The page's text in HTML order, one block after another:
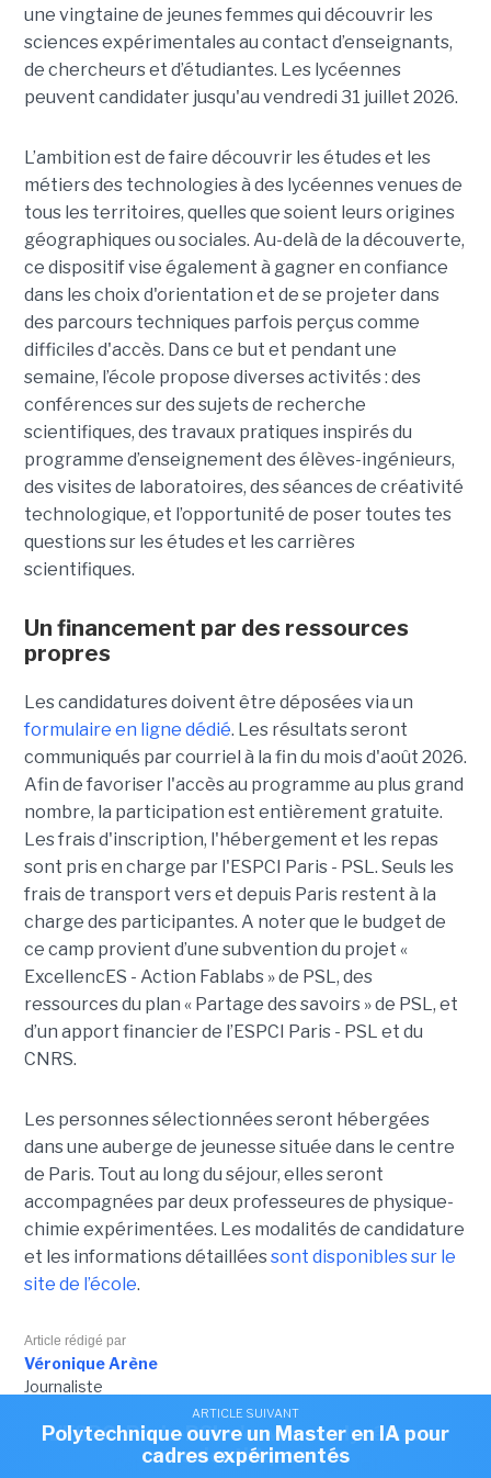
ARTICLE SUIVANT
L'ESPCI Paris-PSL s'ouvre aux lycéennes
scientifiques
une vingtaine de jeunes femmes qui découvrir les
sciences expérimentales au contact d’enseignants,
de chercheurs et d’étudiantes. Les lycéennes
peuvent candidater jusqu'au vendredi 31 juillet 2026.
L’ambition est de faire découvrir les études et les
métiers des technologies à des lycéennes venues de
tous les territoires, quelles que soient leurs origines
géographiques ou sociales. Au-delà de la découverte,
ce dispositif vise également à gagner en confiance
dans les choix d'orientation et de se projeter dans
des parcours techniques parfois perçus comme
difficiles d'accès. Dans ce but et pendant une
semaine, l’école propose diverses activités : des
conférences sur des sujets de recherche
scientifiques, des travaux pratiques inspirés du
programme d’enseignement des élèves-ingénieurs,
des visites de laboratoires, des séances de créativité
technologique, et l’opportunité de poser toutes tes
questions sur les études et les carrières
scientifiques.
Un financement par des ressources
propres
Les candidatures doivent être déposées via un
formulaire en ligne dédié. Les résultats seront
communiqués par courriel à la fin du mois d'août 2026.
Afin de favoriser l'accès au programme au plus grand
nombre, la participation est entièrement gratuite.
Les frais d'inscription, l'hébergement et les repas
sont pris en charge par l'ESPCI Paris - PSL. Seuls les
frais de transport vers et depuis Paris restent à la
charge des participantes. A noter que le budget de
ce camp provient d’une subvention du projet «
ExcellencES - Action Fablabs » de PSL, des
ressources du plan « Partage des savoirs » de PSL, et
d’un apport financier de l’ESPCI Paris - PSL et du
CNRS.
Les personnes sélectionnées seront hébergées
dans une auberge de jeunesse située dans le centre
de Paris. Tout au long du séjour, elles seront
accompagnées par deux professeures de physique-
chimie expérimentées. Les modalités de candidature
et les informations détailléessont disponibles sur le
site de l’école.
Article rédigé par
Véronique Arène
Journaliste
Cet article vous a plu?Partagez le !
ARTICLE SUIVANT
Polytechnique ouvre un Master en IA pour
cadres expérimentés